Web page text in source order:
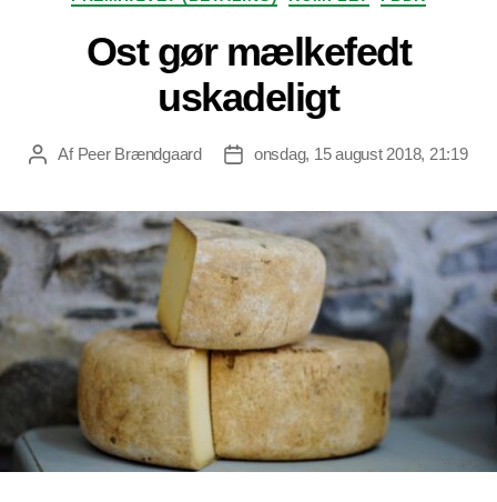
Ost gør mælkefedt
uskadeligt
Indlægsforfatter
Af Peer Brændgaard Indlægsdato
onsdag, 15 august 2018, 21:19